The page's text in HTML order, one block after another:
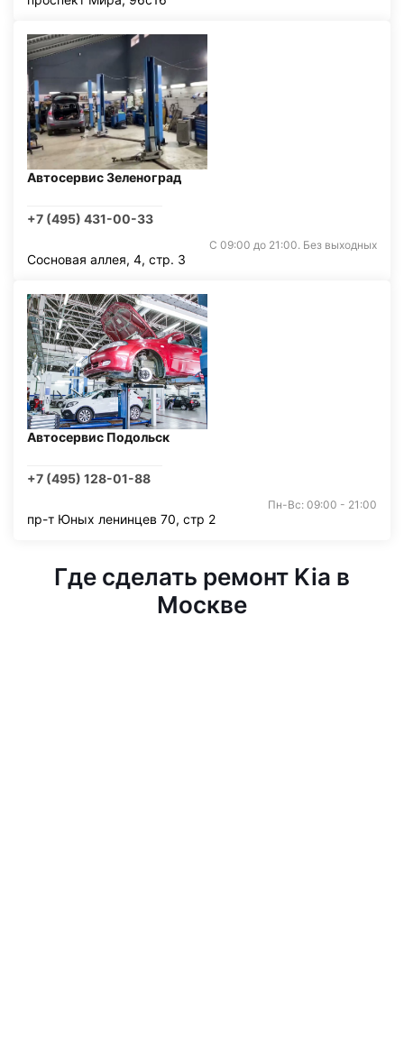
Автосервис Зеленоград
+7 (495) 431-00-33
С 09:00 до 21:00. Без выходных
Сосновая аллея, 4, стр. 3
Автосервис Подольск
+7 (495) 128-01-88
Пн-Вс: 09:00 - 21:00
пр-т Юных ленинцев 70, стр 2
Где сделать ремонт Kia в
Москве